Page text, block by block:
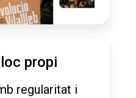
propi
regularitat i